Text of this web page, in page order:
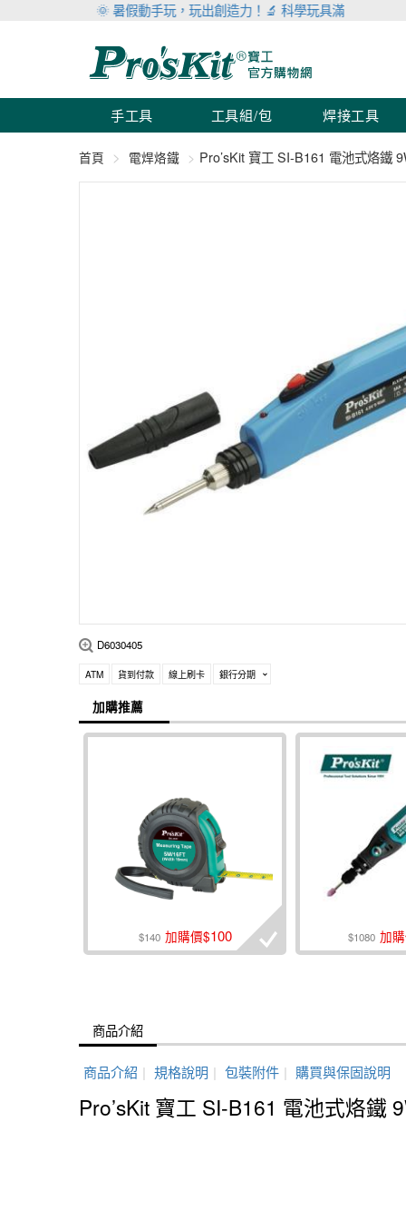
🌞 暑假動手玩，玩出創造力！🔬 科學玩具滿999折100 🛠
手工具 工具組/包 焊接工具
首頁 電焊烙鐵 Pro’sKit 寶工 SI-B161 電池式烙鐵
D6030405
ATM 貨到付款 線上刷卡 銀行分期
加購推薦
$140 加購價$100 $1080 加
商品介紹
商品介紹 | 規格說明 | 包裝附件 | 購買與保固說明
Pro’sKit 寶工 SI-B161 電池式烙鐵